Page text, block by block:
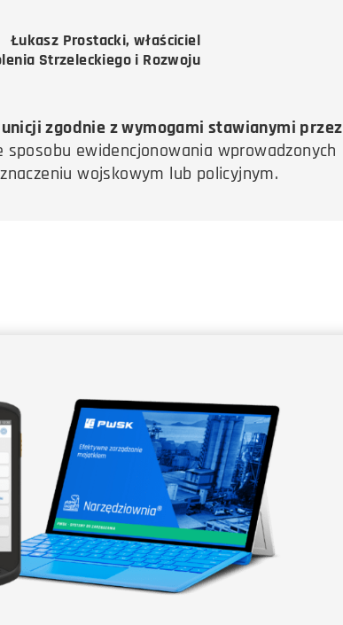
Łukasz Prostacki, właściciel
Strzeleckiego i Rozwoju
zgodnie z wymogami stawianymi przez
ewidencjonowania wprowadzonych
wojskowym lub policyjnym.